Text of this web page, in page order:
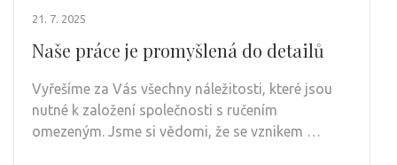
21. 7. 2025
Naše práce je promyšlená do detailů
Vyřešíme za Vás všechny náležitosti, které jsou
nutné k založení společnosti s ručením
omezeným. Jsme si vědomi, že se vznikem …